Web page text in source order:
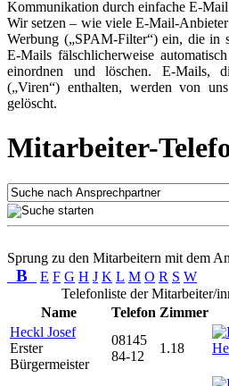
Kommunikation durch einfache E-
Wir setzen – wie viele E-Mail-
Werbung („SPAM-Filter“) ein, die in
E-Mails fälschlicherweise
einordnen und löschen. E-Mails,
(„Viren“) enthalten, werden von
gelöscht.
Mitarbeiter-
Sprung zu den Mitarbeitern mit dem
B E F G H J K L M O R S W
Telefonliste der Mitarbeiter/
Name
Telefon Zimmer
Heckl Josef
Erster
Bürgermeister
08145
84-12
1.18